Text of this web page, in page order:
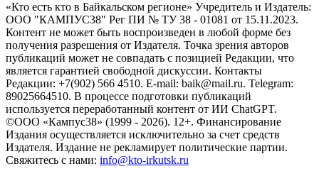
«Кто есть кто в Байкальском регионе» Учредитель и Издатель:
ООО "КАМПУС38" Рег ПИ № ТУ 38 - 01081 от 15.11.2023.
Контент не может быть воспроизведен в любой форме без
получения разрешения от Издателя. Точка зрения авторов
публикаций может не совпадать с позицией Редакции, что
является гарантией свободной дискуссии. Контакты
Редакции: +7(902) 566 4510. E-mail: baik@mail.ru. Telegram:
89025664510. В процессе подготовки публикаций
используется переработанный контент от ИИ ChatGPT.
©ООО «Кампус38» (1999 - 2026). 12+. Финансирование
Издания осуществляется исключительно за счет средств
Издателя. Издание не рекламирует политические партии.
Свяжитесь с нами: info@kto-irkutsk.ru